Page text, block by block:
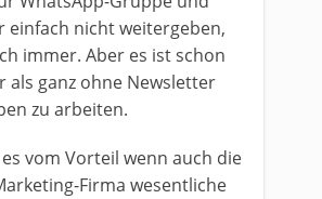
einfach nicht weitergeben,
immer. Aber es ist schon
als ganz ohne Newsletter
zu arbeiten.
vom Vorteil wenn auch die
Firma wesentliche